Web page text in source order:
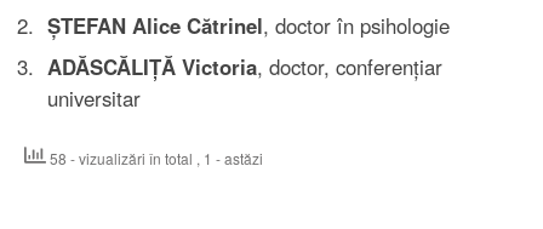
ȘTEFAN Alice Cătrinel, doctor în psihologie
ADĂSCĂLIȚĂ Victoria, doctor, conferențiar
universitar
58 - vizualizări în total , 1 - astăzi